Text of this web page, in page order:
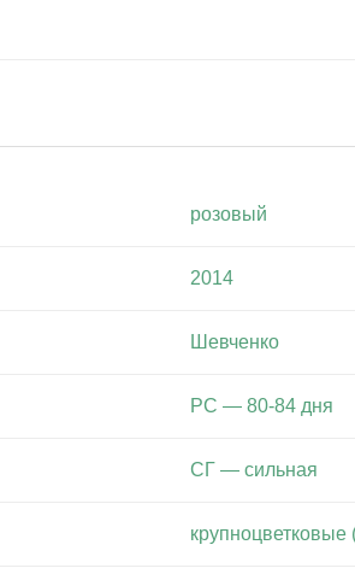
розовый
2014
Шевченко
РС — 80-84 дня
СГ — сильная
крупноцветковые